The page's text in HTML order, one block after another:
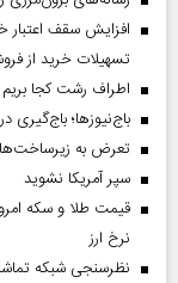
افزایش سقف اعتبار
تسهیلات خرید از
اطراف رشت کجا
باج‌نیوزها؛ باج‌گیری
تعرض به
سپر آمریکا نشوید
نرخ ارز
نظرسنجی شبکه